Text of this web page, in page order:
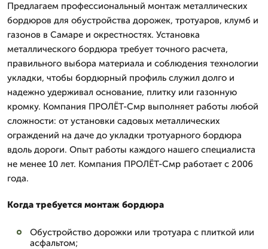
Предлагаем профессиональный монтаж металлических
бордюров для обустройства дорожек, тротуаров, клумб и
газонов в Самаре и окрестностях. Установка
металлического бордюра требует точного расчета,
правильного выбора материала и соблюдения технологии
укладки, чтобы бордюрный профиль служил долго и
надежно удерживал основание, плитку или газонную
кромку. Компания ПРОЛЁТ-Смр выполняет работы любой
сложности: от установки садовых металлических
ограждений на даче до укладки тротуарного бордюра
вдоль дороги. Опыт работы каждого нашего специалиста
не менее 10 лет. Компания ПРОЛЁТ-Смр работает с 2006
года.
Когда требуется монтаж бордюра
Обустройство дорожки или тротуара с плиткой или
асфальтом;